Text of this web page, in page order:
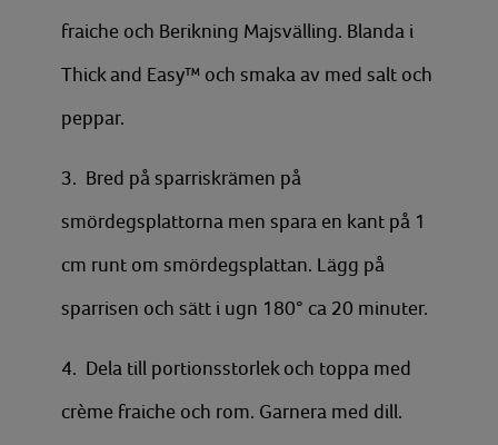
fraiche och Berikning Majsvälling. Blanda i
Thick and Easy™ och smaka av med salt och
peppar.
3. Bred på sparriskrämen på
smördegsplattorna men spara en kant på 1
cm runt om smördegsplattan. Lägg på
sparrisen och sätt i ugn 180° ca 20 minuter.
4. Dela till portionsstorlek och toppa med
crème fraiche och rom. Garnera med dill.